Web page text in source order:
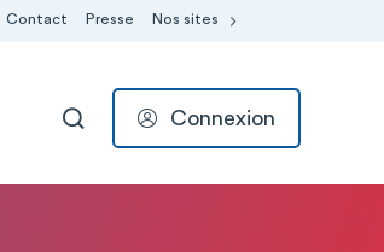
Contact Presse Nos sites
RECHERCHER
Connexion